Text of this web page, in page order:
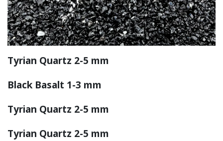
Tyrian Quartz 2-5 mm
​Black Basalt 1-3 mm
Tyrian Quartz 2-5 mm
Tyrian Quartz 2-5 mm